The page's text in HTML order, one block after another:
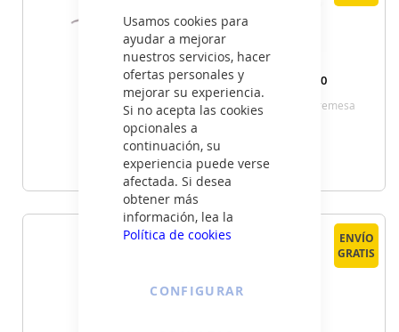
Cerrar
Usamos cookies para
ayudar a mejorar
nuestros servicios, hacer
ofertas personales y
mejorar su experiencia.
Si no acepta las cookies
opcionales a
continuación, su
experiencia puede verse
afectada. Si desea
obtener más
información, lea la
Política de cookies
CONFIGURAR
Fm VR
VER DETALLE
95€
Fm SB130
Ventilador Sobremesa
ENVÍO
ENVÍO
GRATIS